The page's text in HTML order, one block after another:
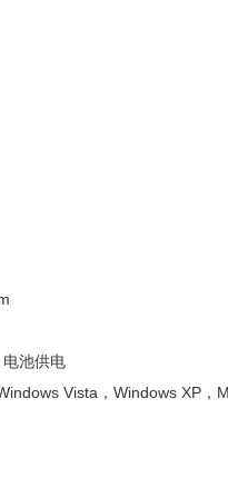
池供电
Vista，Windows XP，